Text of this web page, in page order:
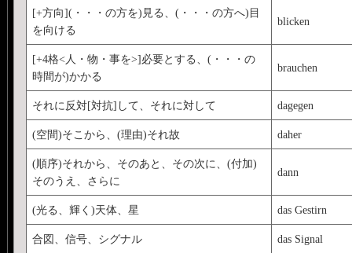
[+方向](・・・の方を)見る、(・・・の方へ)目
を向ける
blicken
[+4格<人・物・事を>]必要とする、(・・・の
時間が)かかる
brauchen
それに反対[対抗]して、それに対して dagegen
(空間)そこから、(理由)それ故 daher
(順序)それから、そのあと、その次に、(付加)
そのうえ、さらに
dann
(光る、輝く)天体、星 das Gestirn
合図、信号、シグナル das Signal